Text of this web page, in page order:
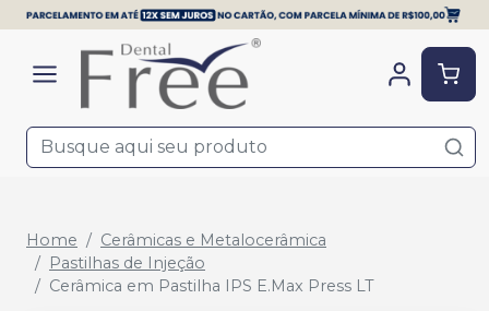
Home
Cerâmicas e Metalocerâmica
Pastilhas de Injeção
Cerâmica em Pastilha IPS E.Max Press LT